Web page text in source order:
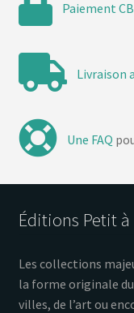
Paiement
Livraison
Une FAQ
Éditions Petit
Les collections
la forme originale
villes, de l’art ou